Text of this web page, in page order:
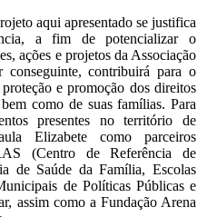
aqui apresentado se justifica
a fim de potencializar o
ações e projetos da Associação
contribuirá para o
e promoção dos direitos
como de suas famílias. Para
presentes no território de
Elizabete como parceiros
(Centro de Referência de
de Saúde da Família, Escolas
de Políticas Públicas e
assim como a Fundação Arena